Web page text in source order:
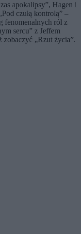
apokalipsy”, Hagen i
czułą kontrolą” –
fenomenalnych ról z
sercu” z Jeffem
„Rzut życia”.